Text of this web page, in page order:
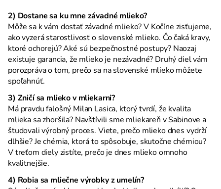
2) Dostane sa ku mne závadné mlieko?
Môže sa k vám dostať závadné mlieko? V Kočíne zisťujeme,
ako vyzerá starostlivosť o slovenské mlieko. Čo čaká kravy,
ktoré ochorejú? Aké sú bezpečnostné postupy? Naozaj
existuje garancia, že mlieko je nezávadné? Druhý diel vám
porozpráva o tom, prečo sa na slovenské mlieko môžete
spoľahnúť.
3) Zničí sa mlieko v mliekarni?
Má pravdu falošný Milan Lasica, ktorý tvrdí, že kvalita
mlieka sa zhoršila? Navštívili sme mliekareň v Sabinove a
študovali výrobný proces. Viete, prečo mlieko dnes vydrží
dlhšie? Je chémia, ktorá to spôsobuje, skutočne chémiou?
V treťom diely zistíte, prečo je dnes mlieko omnoho
kvalitnejšie.
4) Robia sa mliečne výrobky z umelín?